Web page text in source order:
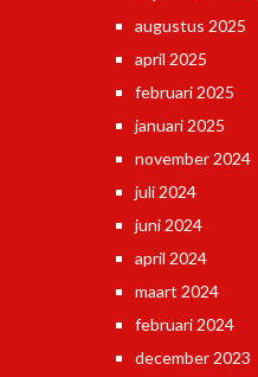
augustus 2025
april 2025
februari 2025
januari 2025
november 2024
juli 2024
juni 2024
april 2024
maart 2024
februari 2024
december 2023